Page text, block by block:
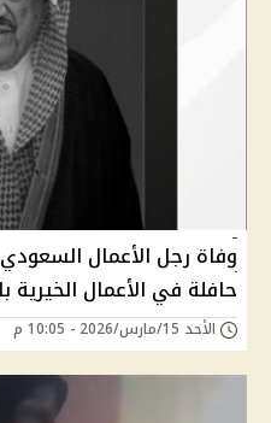
وفاة رجل الأعمال
حافلة في الأعمال الخيرية
الأحد 15/مارس/2026 - 10:05 م